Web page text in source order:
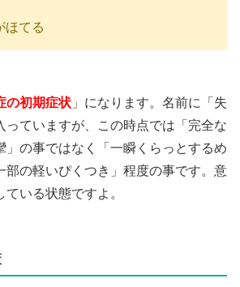
ほてる
の初期症状 」になります。名前に「失
っていますが、この時点では「完全な
」の事ではなく「一瞬くらっとするめ
部の軽いぴくつき」程度の事です。意
いる状態ですよ。